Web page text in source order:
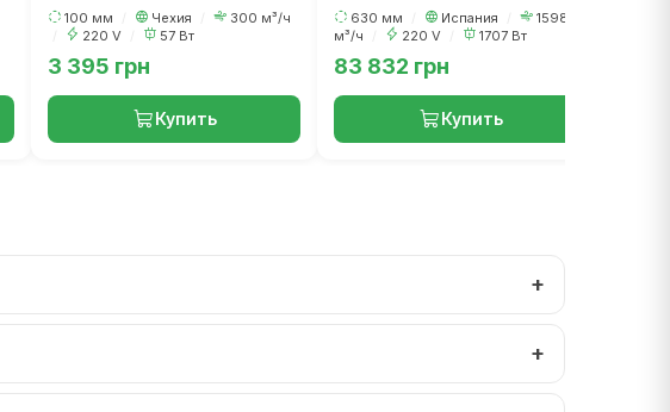
100 мм Чехия
300 м³/ч
220 V 57 Вт
3 395 грн
Купить
630 мм Испания
15980
м³/ч
220 V 1707 Вт
83 832 грн
Купить